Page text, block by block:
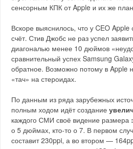
сенсорным КПК от Apple и их же
Вскоре выяснилось, что у CEO
счёт. Стив Джобс не раз успел
диагональю менее 10 дюймов
сравнительный успех Samsung
обратное. Возможно потому в Apple
«тач» на стероидах.
По данным из ряда зарубежных
полным ходом идёт создание
каждого СМИ своё видение размера
о 5 дюймах, кто-то о 7. В первом
составит 230ppi, а во втором —